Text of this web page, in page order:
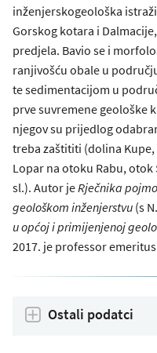
inženjerskogeološka
Gorskog kotara i
predjela. Bavio se i
ranjivošću obale u
te sedimentacijom u
prve suvremene geološke
njegov su prijedlog
treba zaštititi (dolina
Lopar na otoku Rabu,
sl.). Autor jeRječnika
geološkom inženjerstvu (s
u općoj i primijenjenoj
2017. je professor
Ostali podatci